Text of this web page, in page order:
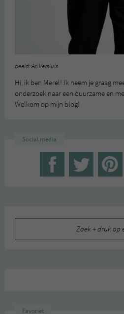
beeld: Ari Versluis
Hi, ik ben Merel! Ik neem je graag
onderzoek naar een duurzame en
Welkom op mijn blog!
Social media
Favoriet